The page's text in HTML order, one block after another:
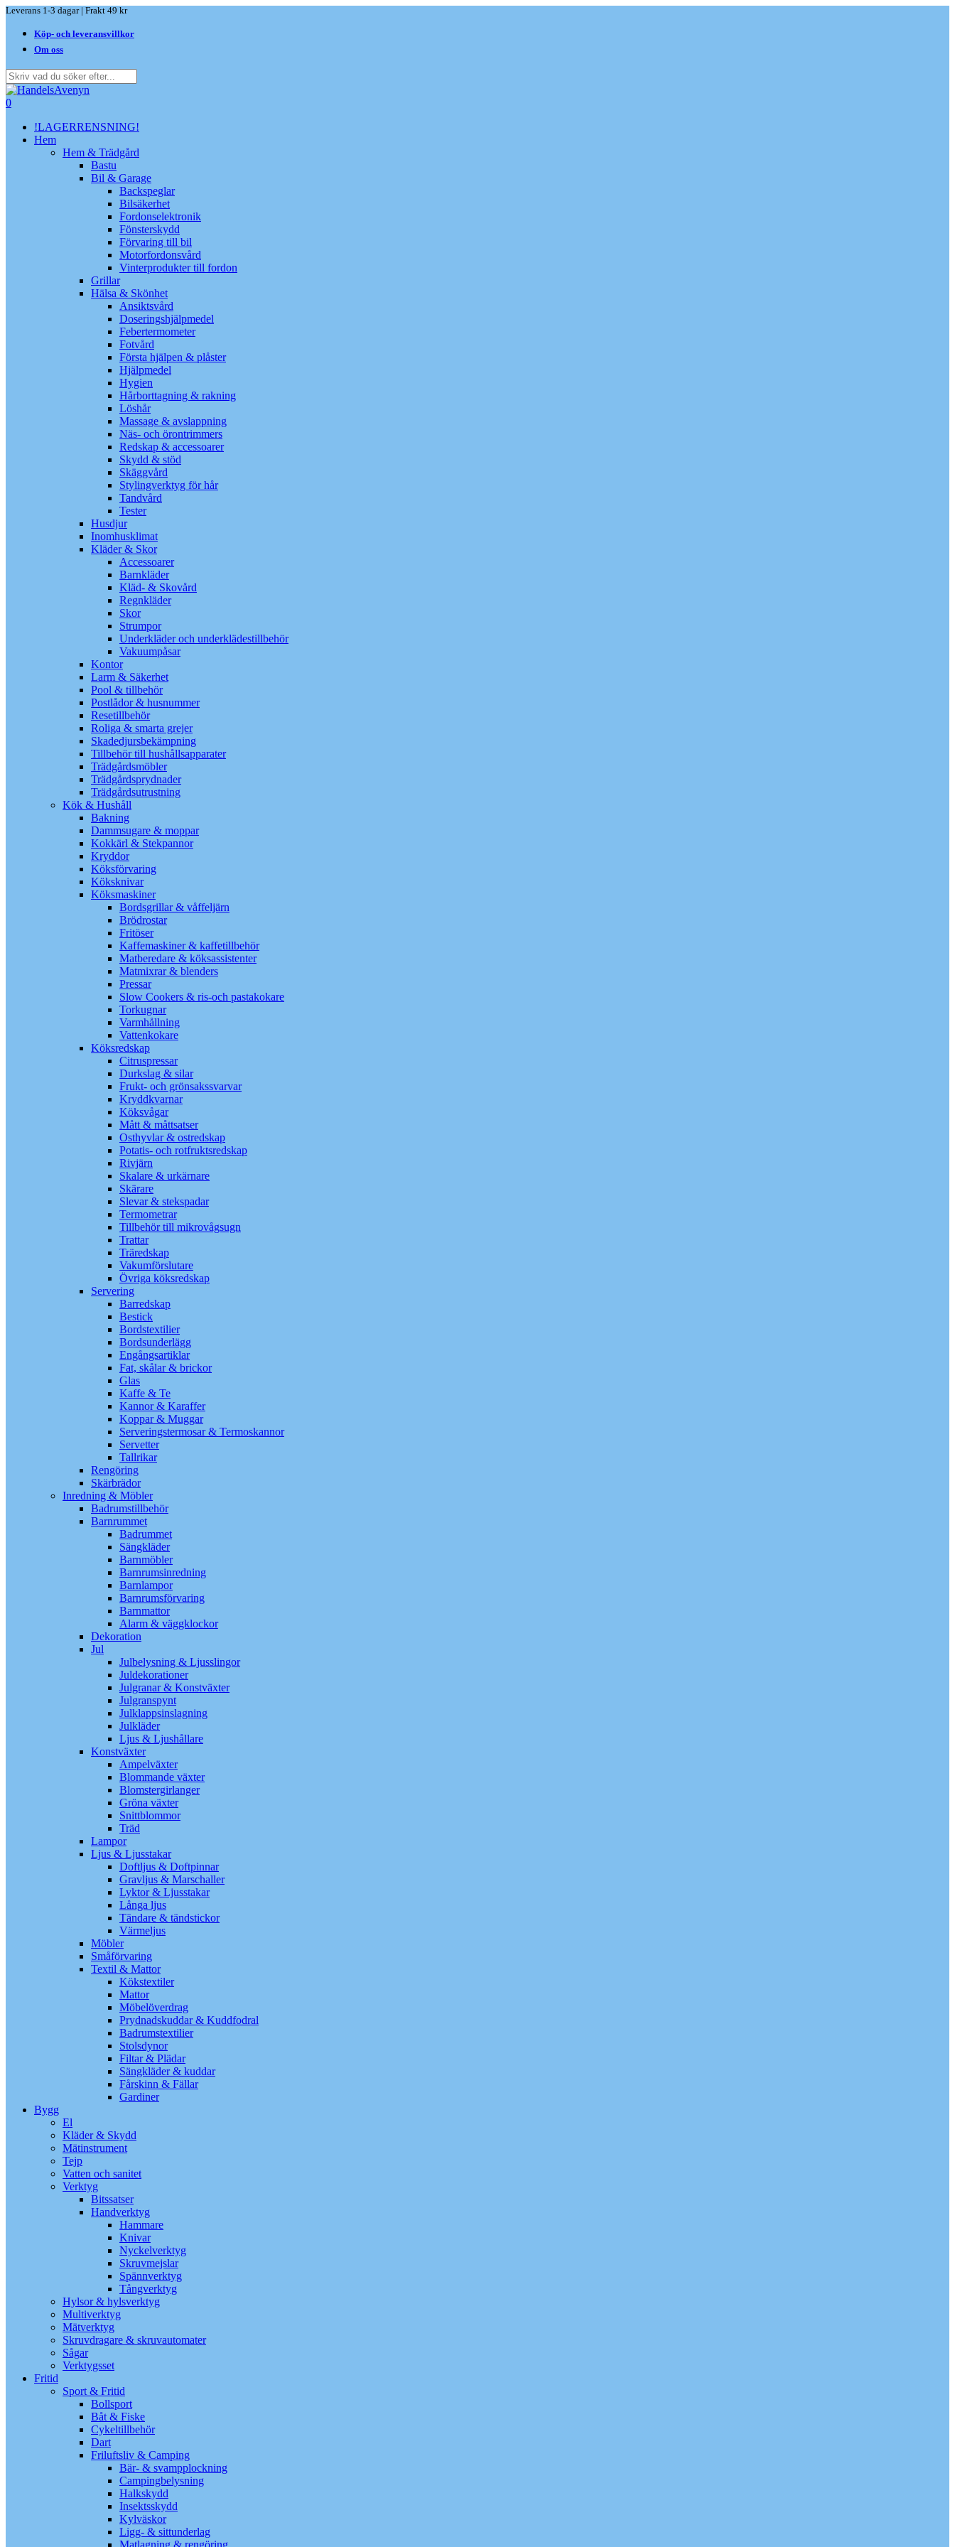
Skip
main
content
Leverans 1-3 dagar | Frakt 49 kr
Köp- och leveransvillkor
Om oss
Close
Search
search
0
!LAGERRENSNING!
Hem
Hem & Trädgård
Bastu
Bil & Garage
Backspeglar
Bilsäkerhet
Fordonselektronik
Fönsterskydd
Förvaring till bil
Motorfordonsvård
Vinterprodukter till fordon
Grillar
Hälsa & Skönhet
Ansiktsvård
Doseringshjälpmedel
Febertermometer
Fotvård
Första hjälpen & plåster
Hjälpmedel
Hygien
Hårborttagning & rakning
Löshår
Massage & avslappning
Näs- och örontrimmers
Redskap & accessoarer
Skydd & stöd
Skäggvård
Stylingverktyg för hår
Tandvård
Tester
Husdjur
Inomhusklimat
Kläder & Skor
Accessoarer
Barnkläder
Kläd- & Skovård
Regnkläder
Skor
Strumpor
Underkläder och underklädestillbehör
Vakuumpåsar
Kontor
Larm & Säkerhet
Pool & tillbehör
Postlådor & husnummer
Resetillbehör
Roliga & smarta grejer
Skadedjursbekämpning
Tillbehör till hushållsapparater
Trädgårdsmöbler
Trädgårdsprydnader
Trädgårdsutrustning
Kök & Hushåll
Bakning
Dammsugare & moppar
Kokkärl & Stekpannor
Kryddor
Köksförvaring
Köksknivar
Köksmaskiner
Bordsgrillar & våffeljärn
Brödrostar
Fritöser
Kaffemaskiner & kaffetillbehör
Matberedare & köksassistenter
Matmixrar & blenders
Pressar
Slow Cookers & ris-och pastakokare
Torkugnar
Varmhållning
Vattenkokare
Köksredskap
Citruspressar
Durkslag & silar
Frukt- och grönsakssvarvar
Kryddkvarnar
Köksvågar
Mått & måttsatser
Osthyvlar & ostredskap
Potatis- och rotfruktsredskap
Rivjärn
Skalare & urkärnare
Skärare
Slevar & stekspadar
Termometrar
Tillbehör till mikrovågsugn
Trattar
Träredskap
Vakumförslutare
Övriga köksredskap
Servering
Barredskap
Bestick
Bordstextilier
Bordsunderlägg
Engångsartiklar
Fat, skålar & brickor
Glas
Kaffe & Te
Kannor & Karaffer
Koppar & Muggar
Serveringstermosar & Termoskannor
Servetter
Tallrikar
Rengöring
Skärbrädor
Inredning & Möbler
Badrumstillbehör
Barnrummet
Badrummet
Sängkläder
Barnmöbler
Barnrumsinredning
Barnlampor
Barnrumsförvaring
Barnmattor
Alarm & väggklockor
Dekoration
Jul
Julbelysning & Ljusslingor
Juldekorationer
Julgranar & Konstväxter
Julgranspynt
Julklappsinslagning
Julkläder
Ljus & Ljushållare
Konstväxter
Ampelväxter
Blommande växter
Blomstergirlanger
Gröna växter
Snittblommor
Träd
Lampor
Ljus & Ljusstakar
Doftljus & Doftpinnar
Gravljus & Marschaller
Lyktor & Ljusstakar
Långa ljus
Tändare & tändstickor
Värmeljus
Möbler
Småförvaring
Textil & Mattor
Kökstextiler
Mattor
Möbelöverdrag
Prydnadskuddar & Kuddfodral
Badrumstextilier
Stolsdynor
Filtar & Plädar
Sängkläder & kuddar
Fårskinn & Fällar
Gardiner
Bygg
El
Kläder & Skydd
Mätinstrument
Tejp
Vatten och sanitet
Verktyg
Bitssatser
Handverktyg
Hammare
Knivar
Nyckelverktyg
Skruvmejslar
Spännverktyg
Tångverktyg
Hylsor & hylsverktyg
Multiverktyg
Mätverktyg
Skruvdragare & skruvautomater
Sågar
Verktygsset
Fritid
Sport & Fritid
Bollsport
Båt & Fiske
Cykeltillbehör
Dart
Friluftsliv & Camping
Bär- & svampplockning
Campingbelysning
Halkskydd
Insektsskydd
Kylväskor
Ligg- & sittunderlag
Matlagning & rengöring